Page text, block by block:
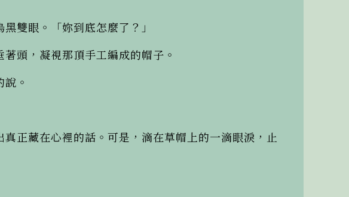
雙眼。「妳到底怎麼了？」
頭，凝視那頂手工編成的帽子。
。
正藏在心裡的話。可是，滴在草帽上的一滴眼淚，止